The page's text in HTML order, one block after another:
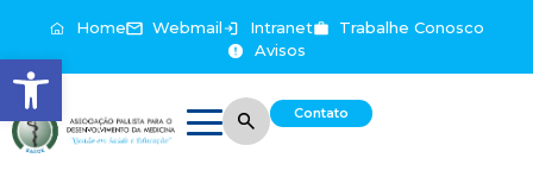
Abrir a barra de ferramentas
Home Webmail Intranet
Trabalhe Conosco
Avisos
Contato